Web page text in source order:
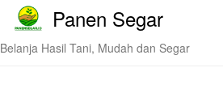
Panen Segar
Belanja Hasil Tani, Mudah dan Segar